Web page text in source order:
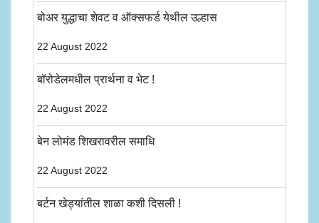
बोअर युद्धाचा शेवट व ऑक्सफर्ड येथील उल्हास
22 August 2022
बॉरोडेलमधील प्रार्थना व भेट !
22 August 2022
बेन लोमंड शिखरावरील समाधि
22 August 2022
बर्टन खेड्यांतील शाळा कशी दिसली !